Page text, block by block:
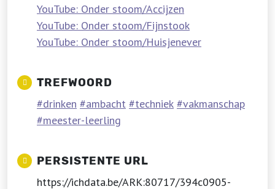
YouTube: Onder stoom/Accijzen
YouTube: Onder stoom/Fijnstook
YouTube: Onder stoom/Huisjenever
TREFWOORD
drinken ambacht techniek
vakmanschap
meester-leerling
PERSISTENTE URL
https://ichdata.be/ARK:80717/394c0905-